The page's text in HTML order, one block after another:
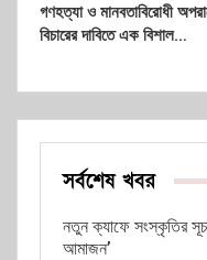
গণহত্যা ও মানবতাবিরোধী
বিচারের দাবিতে এক বিশাল…
সর্বশেষ খবর
নতুন ক্যাফে সংস্কৃতির
আমাজন’